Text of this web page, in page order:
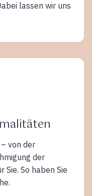
lassen wir uns
von der
der
Sie. So haben Sie